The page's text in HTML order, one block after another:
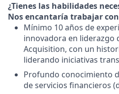
¿Tienes las habilidades
Nos encantaría trabajar
Mínimo 10 años de
innovadora en liderazgo
Acquisition, con un
liderando iniciativas
Profundo conocimiento
de servicios financieros